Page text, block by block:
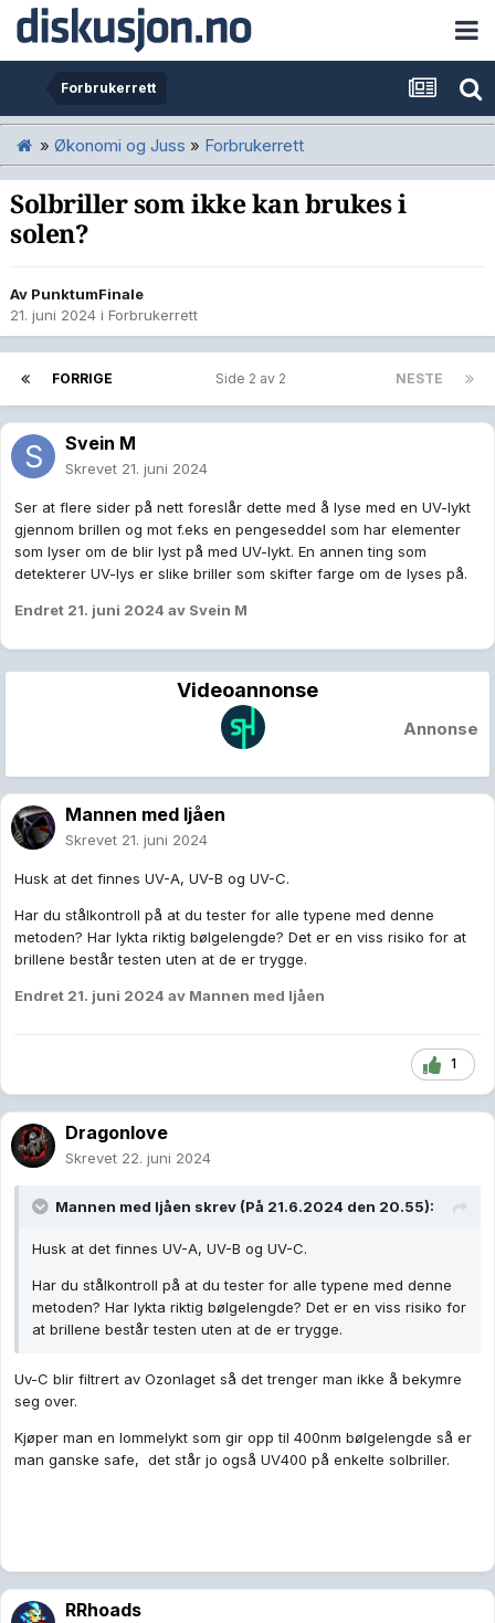
Forbrukerrett
» Økonomi og Juss » Forbrukerrett
Solbriller som ikke kan brukes i
solen?
Av PunktumFinale
21. juni 2024 i Forbrukerrett
FORRIGE NESTE
Side 2 av 2
Svein M
Skrevet 21. juni 2024
Ser at flere sider på nett foreslår dette med å lyse med en UV-lykt
gjennom brillen og mot f.eks en pengeseddel som har elementer
som lyser om de blir lyst på med UV-lykt. En annen ting som
detekterer UV-lys er slike briller som skifter farge om de lyses på.
Endret 21. juni 2024 av Svein M
Videoannonse
Annonse
Mannen med ljåen
Skrevet 21. juni 2024
Husk at det finnes UV-A, UV-B og UV-C.
Har du stålkontroll på at du tester for alle typene med denne
metoden? Har lykta riktig bølgelengde? Det er en viss risiko for at
brillene består testen uten at de er trygge.
Endret 21. juni 2024 av Mannen med ljåen
1
Dragonlove
Skrevet 22. juni 2024
Mannen med ljåen skrev (På 21.6.2024 den 20.55):
Husk at det finnes UV-A, UV-B og UV-C.
Har du stålkontroll på at du tester for alle typene med denne
metoden? Har lykta riktig bølgelengde? Det er en viss risiko for
at brillene består testen uten at de er trygge.
Uv-C blir filtrert av Ozonlaget så det trenger man ikke å bekymre
seg over.
Kjøper man en lommelykt som gir opp til 400nm bølgelengde så er
man ganske safe, det står jo også UV400 på enkelte solbriller.
RRhoads